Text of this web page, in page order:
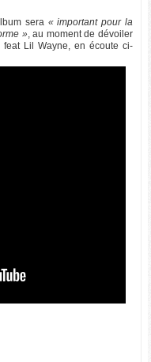
sera « important pour la
», au moment de dévoiler
feat Lil Wayne, en écoute ci-